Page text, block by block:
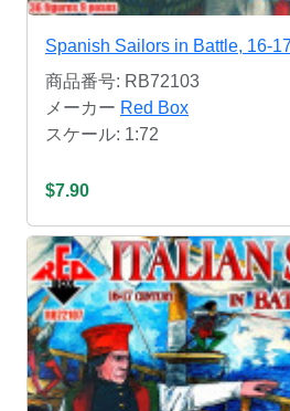
Spanish Sailors in Battle, 16-
商品番号: RB72103
メーカー Red Box
スケール: 1:72
$7.90